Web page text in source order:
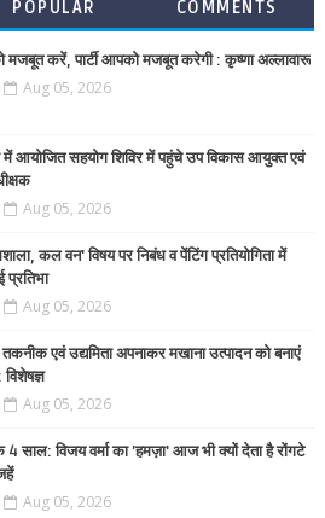
POPULAR COMMENTS
मजबूत करें, पार्टी आपको मजबूत करेगी : कृष्णा अल्लावारू
Aug 05, 2026
में आयोजित सहयोग शिविर में पहुंचे उप विकास आयुक्त एवं
Aug 05, 2026
कल वन' विषय पर निबंध व पेंटिंग प्रतियोगिता में
प्रतिभा
Aug 05, 2026
तकनीक एवं उद्यमिता अपनाकर मखाना उत्पादन को बनाएं
Aug 05, 2026
4 साल: विजय वर्मा का 'हमज़ा' आज भी क्यों देता है रोंगटे
Aug 05, 2026